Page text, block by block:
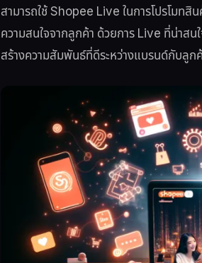
สามารถใช้ Shopee Live ในการโปรโมท
ความสนใจจากลูกค้า ด้วยการ Live ที่น่าส
สร้างความสัมพันธ์ที่ดีระหว่างแบรนด์กับลูก